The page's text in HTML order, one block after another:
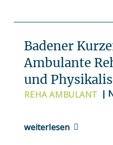
Badener
Ambulante
und
REHAAMBULANT |
weiterlesen